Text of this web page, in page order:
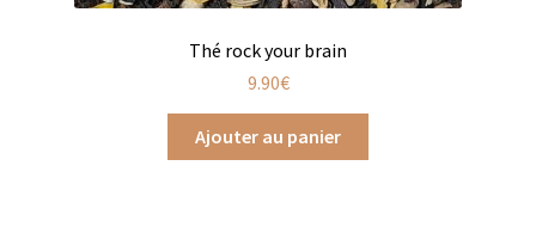
Sauces et marinades
Crayons d’assaisonnement à tailler
Thé rock your brain
9.90€
Ajouter au panier